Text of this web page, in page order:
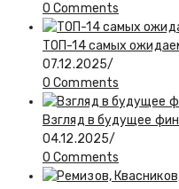
0 Comments
ТОП-14 самых
07.12.2025/
0 Comments
Взгляд в будущее
04.12.2025/
0 Comments